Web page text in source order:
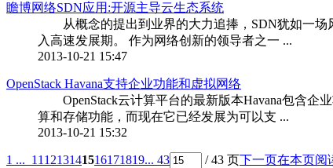
瞻博网络SDN应用:开源主导云生态系统
从概念的提出到业界的大力追捧，SDN犹如一场
入高速发展期。 作为网络创新的领导者之一 ...
2013-10-21 15:47
OpenStack Havana支持企业功能和虚拟网络
OpenStack云计算平台的最新版本Havana包含企
算和存储功能，而现在它已经发展为可以支 ...
2013-10-21 15:32
1 ... 11 1213141516171819... 43 / 43 页下一页在本页阅